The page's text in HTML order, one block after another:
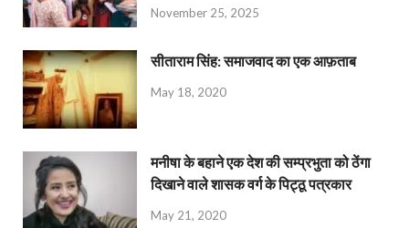
November 25, 2025
सीताराम सिंह: समाजवाद का एक आफ़ताब
May 18, 2020
मनीषा के बहाने एक देश की सम्प्रभुता को ठेंगा
दिखाने वाले शासक वर्ग के पिट्ठू पत्रकार
May 21, 2020